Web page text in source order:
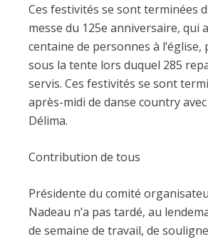
Ces festivités se sont terminées
messe du 125e anniversaire, qui
centaine de personnes à l’église,
sous la tente lors duquel 285
servis. Ces festivités se sont
après-midi de danse country
Délima.
Contribution de tous
Présidente du comité
Nadeau n’a pas tardé, au
de semaine de travail, de